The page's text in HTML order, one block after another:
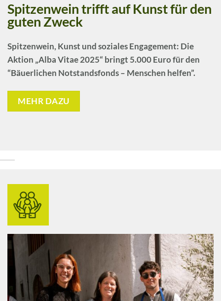
Spitzenwein trifft auf Kunst für den
guten Zweck
Spitzenwein, Kunst und soziales Engagement: Die
Aktion „Alba Vitae 2025“ bringt 5.000 Euro für den
“Bäuerlichen Notstandsfonds – Menschen helfen”.
MEHR DAZU